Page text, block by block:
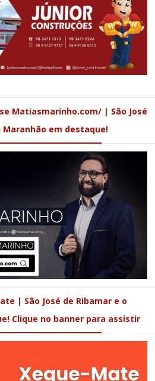
Matiasmarinho.com/ | São José
Maranhão em destaque!
| São José de Ribamar e o
Clique no banner para assistir